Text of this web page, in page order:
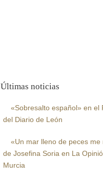
Últimas noticias
«Sobresalto español» en el
del Diario de León
«Un mar lleno de peces me
de Josefina Soria en La
Murcia